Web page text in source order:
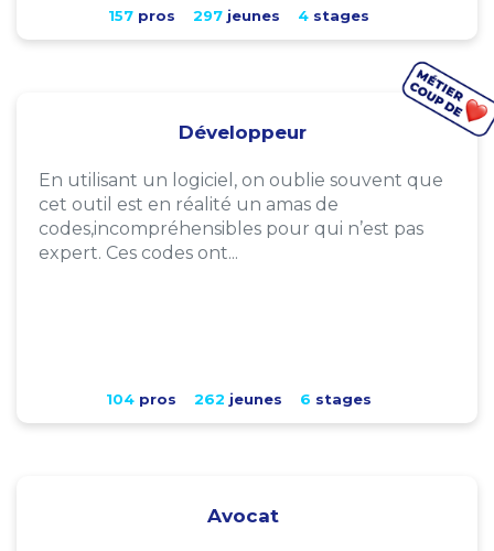
157pros 297jeunes 4stages
Développeur
En utilisant un logiciel, on oublie souvent que
cet outil est en réalité un amas de
codes,incompréhensibles pour qui n’est pas
expert. Ces codes ont...
104pros 262 jeunes 6 stages
Avocat